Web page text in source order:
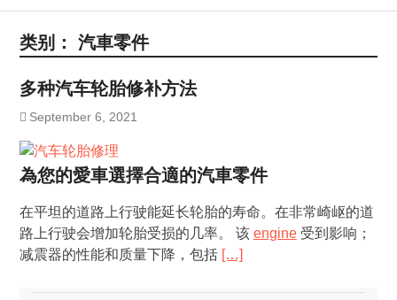
类别： 汽車零件
多种汽车轮胎修补方法
September 6, 2021
為您的愛車選擇合適的汽車零件
在平坦的道路上行驶能延长轮胎的寿命。在非常崎岖的道
路上行驶会增加轮胎受损的几率。 该 engine受到影响；
减震器的性能和质量下降，包括 […]